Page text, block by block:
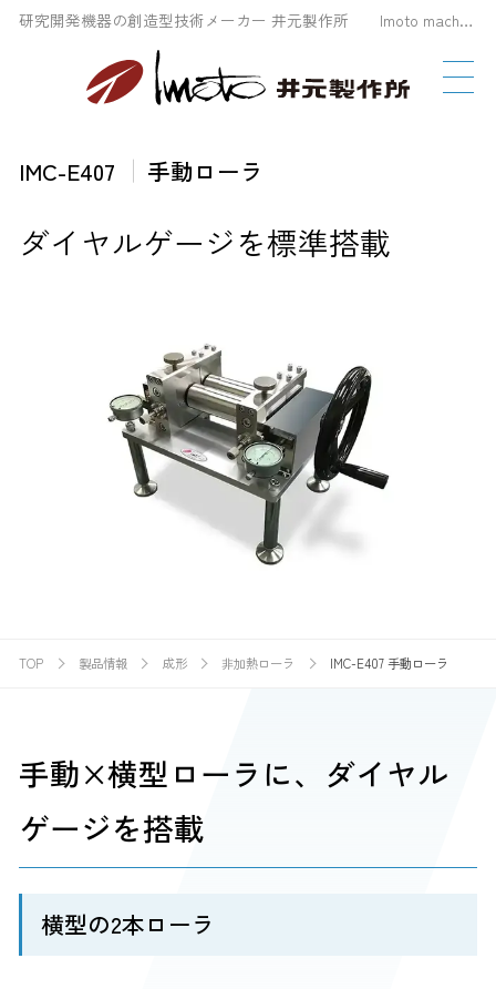
研究開発機器の創造型技術メーカー 井元製作所 Imoto machinery Co., LTD
IMC-E407 手動ローラ
ダイヤルゲージを標準搭載
TOP 製品情報 成形 非加熱ローラ IMC-E407 手動ローラ
手動×横型ローラに、ダイヤル
ゲージを搭載
横型の2本ローラ